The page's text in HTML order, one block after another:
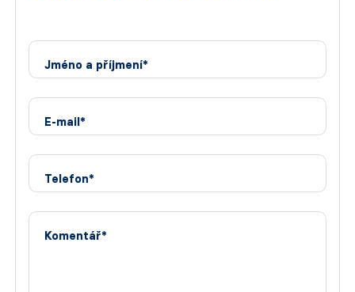
Jméno a příjmení*
E-mail*
Telefon*
Komentář*